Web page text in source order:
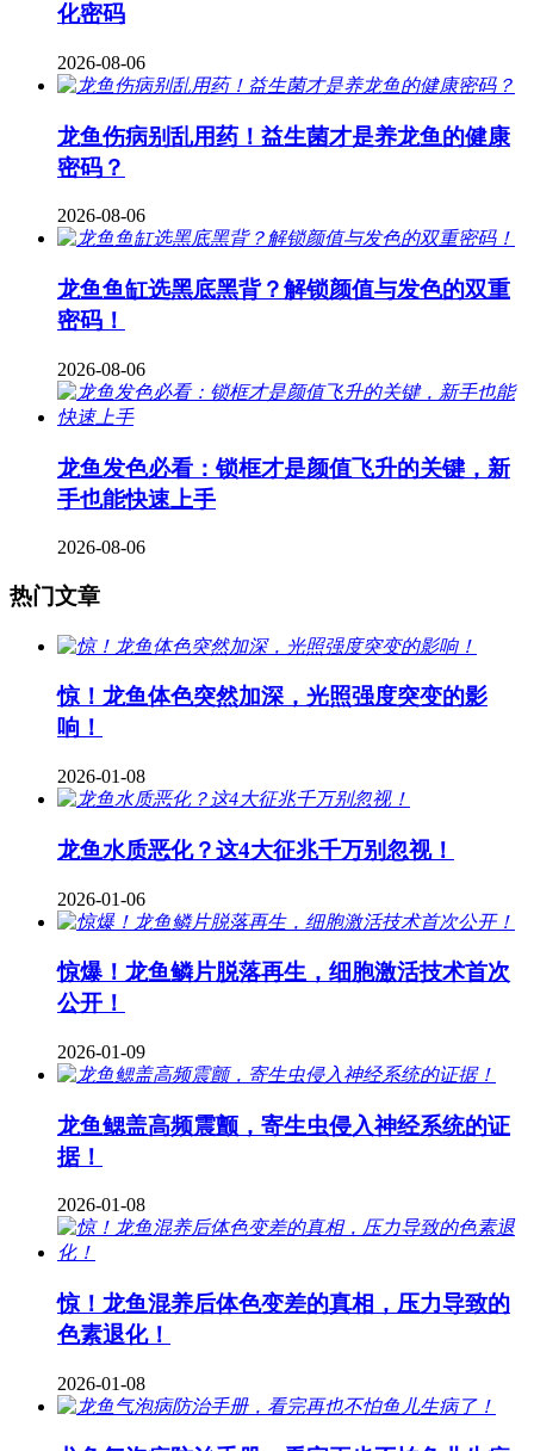
化密码
2026-08-06
龙鱼伤病别乱用药！益生菌才是养龙鱼的健康
密码？
2026-08-06
龙鱼鱼缸选黑底黑背？解锁颜值与发色的双重
密码！
2026-08-06
龙鱼发色必看：锁框才是颜值飞升的关键，新
手也能快速上手
2026-08-06
热门文章
惊！龙鱼体色突然加深，光照强度突变的影
响！
2026-01-08
龙鱼水质恶化？这4大征兆千万别忽视！
2026-01-06
惊爆！龙鱼鳞片脱落再生，细胞激活技术首次
公开！
2026-01-09
龙鱼鳃盖高频震颤，寄生虫侵入神经系统的证
据！
2026-01-08
惊！龙鱼混养后体色变差的真相，压力导致的
色素退化！
2026-01-08